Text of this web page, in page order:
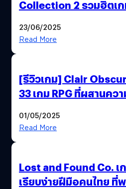
Collection 2 รวมฮิตเ
23/06/2025
Read More
[รีวิวเกม] Clair
33 เกม RPG ที่ผสานคว
01/05/2025
Read More
Lost and Found Co.
เรียบง่ายฝีมือคนไทย ที่